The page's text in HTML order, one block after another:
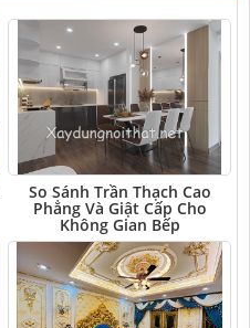
So Sánh Trần Thạch Cao
Phẳng Và Giật Cấp Cho
Không Gian Bếp